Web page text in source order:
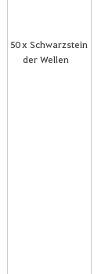
50 x Schwarzstein
der Wellen